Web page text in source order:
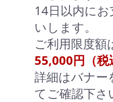
14日以内に
いします。
ご利用限度額
55,000円（税
詳細はバナー
てご確認下さ